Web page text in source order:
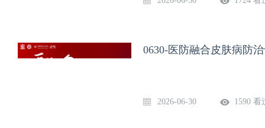
0630-医防融合皮肤病防
2026-06-30 1590 看